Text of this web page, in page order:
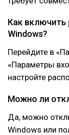
Как включить
Windows?
Перейдите в
«Параметры
настройте
Можно ли
Да, можно
Windows или